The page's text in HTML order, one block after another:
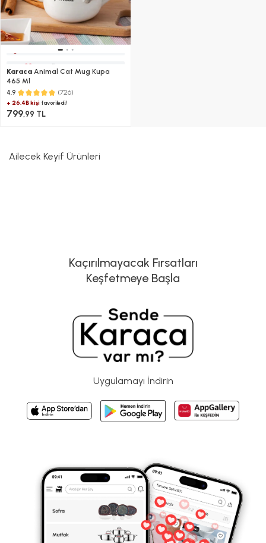
Karaca Animal Cat Mug Kupa
465 Ml
4.9 (726)
+ 26.4B kişi favoriledi!
799,99 TL
Ailecek Keyif Ürünleri
Kaçırılmayacak Fırsatları
Keşfetmeye Başla
Uygulamayı İndirin